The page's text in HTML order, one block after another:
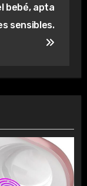
bebé, apta
sensibles.